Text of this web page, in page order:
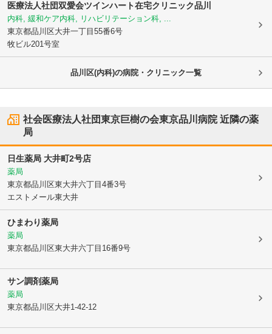
医療法人社団双愛会ツインハート在宅クリニック品川
内科, 緩和ケア内科, リハビリテーション科, ...
東京都品川区大井一丁目55番6号
牧ビル201号室
品川区(内科)の病院・クリニック一覧
社会医療法人社団東京巨樹の会東京品川病院近隣の薬
局
日生薬局 大井町2号店
薬局
東京都品川区東大井六丁目4番3号
エストメール東大井
ひまわり薬局
薬局
東京都品川区東大井六丁目16番9号
サン調剤薬局
薬局
東京都品川区大井1-42-12